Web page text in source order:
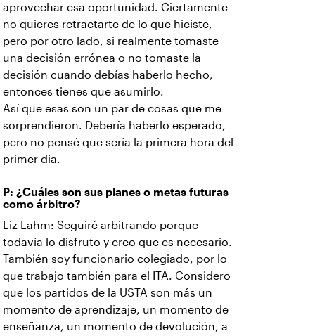
aprovechar esa oportunidad. Ciertamente
no quieres retractarte de lo que hiciste,
pero por otro lado, si realmente tomaste
una decisión errónea o no tomaste la
decisión cuando debías haberlo hecho,
entonces tienes que asumirlo.
Así que esas son un par de cosas que me
sorprendieron. Debería haberlo esperado,
pero no pensé que sería la primera hora del
primer día.
P: ¿Cuáles son sus planes o metas futuras
como árbitro?
Liz Lahm: Seguiré arbitrando porque
todavía lo disfruto y creo que es necesario.
También soy funcionario colegiado, por lo
que trabajo también para el ITA. Considero
que los partidos de la USTA son más un
momento de aprendizaje, un momento de
enseñanza, un momento de devolución, a